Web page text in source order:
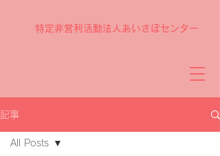
特定非営利活動法人あいさぽセンター
記事
All Posts